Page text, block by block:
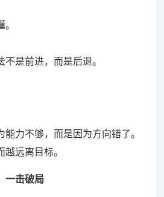
是前进，而是后退。
力不够，而是因为方向错了。
远离目标。
一击破局